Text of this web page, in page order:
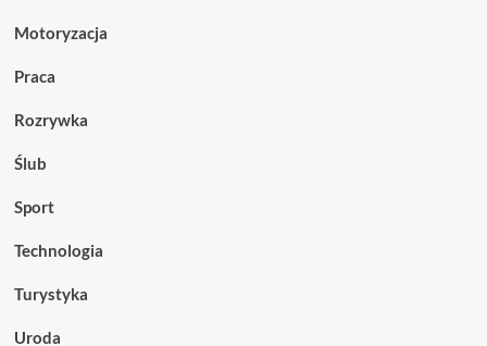
Motoryzacja
Praca
Rozrywka
Ślub
Sport
Technologia
Turystyka
Uroda